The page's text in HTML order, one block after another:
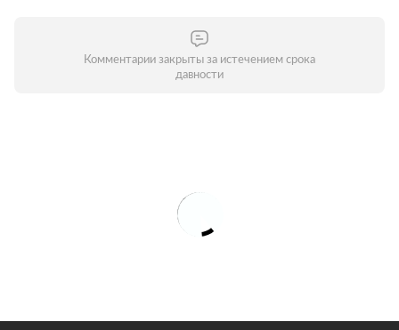
Комментарии закрыты за истечением срока
давности